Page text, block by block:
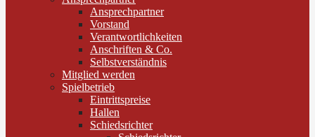
Ansprechpartner
Vorstand
Verantwortlichkeiten
Anschriften & Co.
Selbstverständnis
Mitglied werden
Spielbetrieb
Eintrittspreise
Hallen
Schiedsrichter